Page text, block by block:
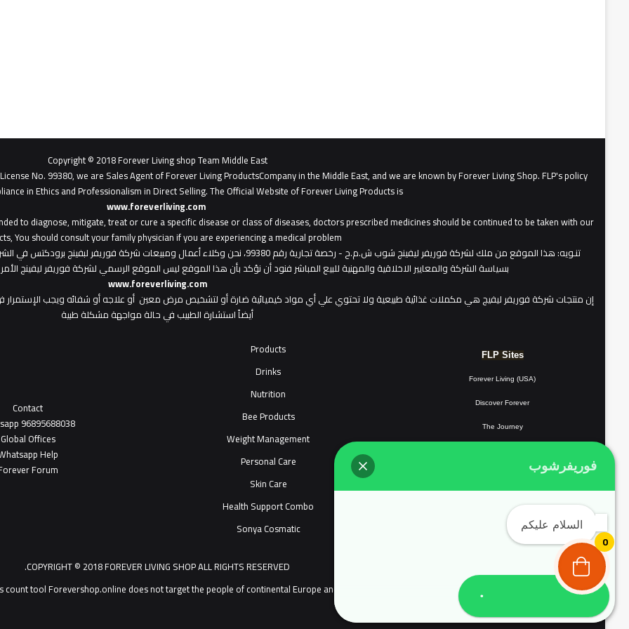
0
Copyright © 2018 Forever Living shop Team Middle East
No. 99380, we are Sales Agent of Forever Living ProductsCompany in the Middle East, and we are known by Forever Living Shop. FLP's policy
in Ethics and Professionalism in Direct Selling. The Official Website of Forever Living Products is
www.foreverliving.com
to diagnose, mitigate, treat or cure a specific disease or class of diseases, doctors prescribed medicines should be continued to be taken with our
You should consult your family physician if you are experiencing a medical problem.
تنـويه
: هذا الموقع من ملك لشركة فوريفر ليفينج شوب ش.م.ح - رخصة تجارية رقم 99380، نحن وكلاء أعمال
بسياسة الشركة والمعايير الاخلاقية والمهنية للبيع المباشر فنود أن نؤكد بأن هذا الموقع ليس الموقع الرسمي لشركة فوريفر ليفينج
www.foreverliving.com
​إن منتجات شركة فوريفر ليفيج هي مكملات غذائية طبيعية ولا تحتوي علي أي مواد كيميائية ضارة أو لتشخيص مرض معين أو علاجه أو شفائه ويجب الإستمرار
أيضاً استشارة الطبيب في حالة مواجهة مشكلة طبية
FLP Sites
Forever Living (USA)
Discover Forever
The Journey
Products
Drinks
Nutrition
Bee Products
Weight Management
Personal Care
Skin Care
Health Support Combo
Sonya Cosmatic
Contact
96895688038
Global Offices
hatsapp Help
Forum
COPYRIGHT © 2018 FOREVER LIVING SHOP ALL RIGHTS RESERVED.
count toolForevershop.online does not target the people of continental Europe and Complyed with EU user consent policy EU Cookie Law يمكنك التحدث مع خدمة عملاء ®Forever Living Products shop 2026
فوريفرشوب
السلام عليكم
تواصل معنا واتساب